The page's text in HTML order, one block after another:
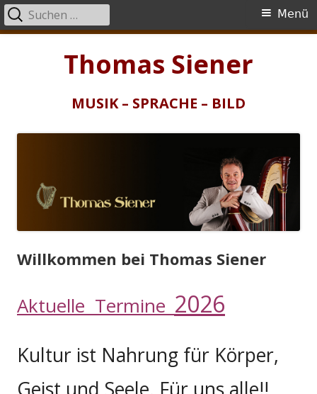
Thomas Siener
MUSIK – SPRACHE – BILD
Primäres
Menü
Suchen
nach:
Willkommen bei Thomas Siener
Aktuelle Termine 2026
Kultur ist Nahrung für Körper,
Geist und Seele. Für uns alle!!